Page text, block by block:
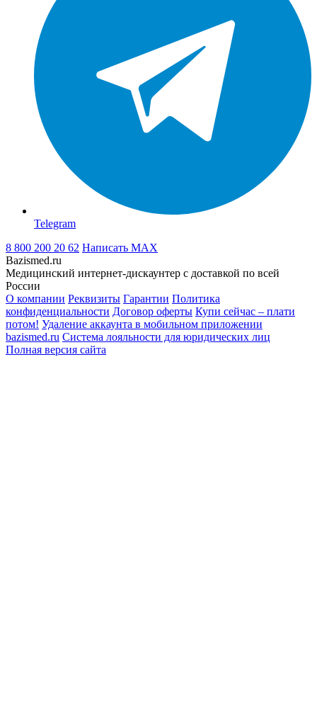
Telegram
8 800 200 20 62 Написать MAX
Bazismed.ru
Медицинский интернет-дискаунтер с доставкой по всей
России
О компании Реквизиты Гарантии Политика
конфиденциальности Договор оферты Купи сейчас – плати
потом! Удаление аккаунта в мобильном приложении
bazismed.ru Система лояльности для юридических лиц
Полная версия сайта